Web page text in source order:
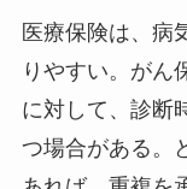
医療保険は、病
りやすい。がん
に対して、診断
つ場合がある。